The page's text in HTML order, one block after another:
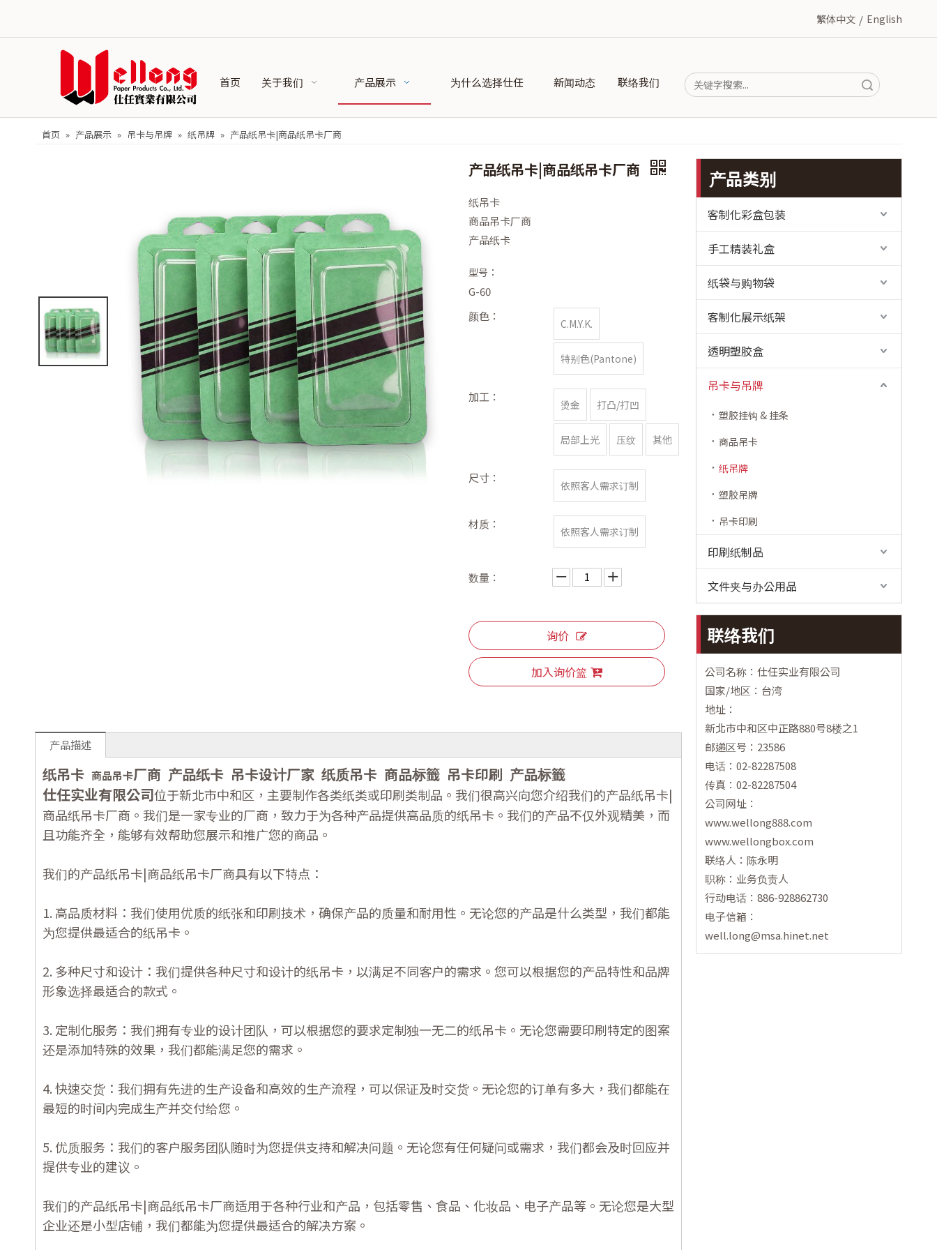
繁体中文 / English
首页 关于我们 产品展示 为什么选择仕任 新闻动态 联络我们
首页 » 产品展示 » 吊卡与吊牌 » 纸吊牌 » 产品纸吊卡|商品纸吊卡厂商
产品纸吊卡|商品纸吊卡厂商
纸吊卡
商品吊卡厂商
产品纸卡
型号：
G-60
颜色：
C.M.Y.K.
特别色(Pantone)
加工：
烫金 打凸/打凹
局部上光 压纹 其他
尺寸：
依照客人需求订制
材质：
依照客人需求订制
数量：
询价
加入询价篮
产品描述
纸吊卡 商品吊卡厂商 产品纸卡 吊卡设计厂家 纸质吊卡 商品标籤 吊卡印刷 产品标籤
仕任实业有限公司位于新北市中和区，主要制作各类纸类或印刷类制品。 我们很高兴向您介绍我们的产品纸吊卡|
商品纸吊卡厂商。我们是一家专业的厂商，致力于为各种产品提供高品质的纸吊卡。我们的产品不仅外观精美，而
且功能齐全，能够有效帮助您展示和推广您的商品。
我们的产品纸吊卡|商品纸吊卡厂商具有以下特点：
1. 高品质材料：我们使用优质的纸张和印刷技术，确保产品的质量和耐用性。无论您的产品是什么类型，我们都能
为您提供最适合的纸吊卡。
2. 多种尺寸和设计：我们提供各种尺寸和设计的纸吊卡，以满足不同客户的需求。您可以根据您的产品特性和品牌
形象选择最适合的款式。
3. 定制化服务：我们拥有专业的设计团队，可以根据您的要求定制独一无二的纸吊卡。无论您需要印刷特定的图案
还是添加特殊的效果，我们都能满足您的需求。
4. 快速交货：我们拥有先进的生产设备和高效的生产流程，可以保证及时交货。无论您的订单有多大，我们都能在
最短的时间内完成生产并交付给您。
5. 优质服务：我们的客户服务团队随时为您提供支持和解决问题。无论您有任何疑问或需求，我们都会及时回应并
提供专业的建议。
我们的产品纸吊卡|商品纸吊卡厂商适用于各种行业和产品，包括零售、食品、化妆品、电子产品等。无论您是大型
企业还是小型店铺，我们都能为您提供最适合的解决方案。
产品类别
客制化彩盒包装
手工精装礼盒
纸袋与购物袋
客制化展示纸架
透明塑胶盒
吊卡与吊牌
塑胶挂钩 & 挂条
商品吊卡
纸吊牌
塑胶吊牌
吊卡印刷
印刷纸制品
文件夹与办公用品
联络我们
公司名称：仕任实业有限公司
国家/地区：台湾
地址：
新北市中和区中正路880号8楼之1
邮递区号：23586
电话：02-82287508
传真：02-82287504
公司网址：
www.wellong888.com
www.wellongbox.com
联络人：陈永明
职称：业务负责人
行动电话：886-928862730
电子信箱：
well.long@msa.hinet.net